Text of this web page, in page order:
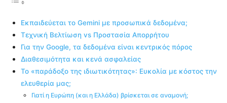
Εκπαιδεύεται το Gemini με προσωπικά δεδομένα;
Τεχνική Βελτίωση vs Προστασία Απορρήτου
Για την Google, τα δεδομένα είναι κεντρικός πόρος
Διαθεσιμότητα και κενά ασφαλείας
Το «παράδοξο της ιδιωτικότητας»: Ευκολία με κόστος την
ελευθερία μας;
Γιατί η Ευρώπη (και η Ελλάδα) βρίσκεται σε αναμονή;